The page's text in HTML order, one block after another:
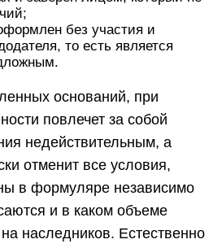
без участия и
то есть является
оснований, при
повлечет за собой
недействительным, а
отменит все условия,
в формуляре независимо
и в каком объеме
наследников. Естественно